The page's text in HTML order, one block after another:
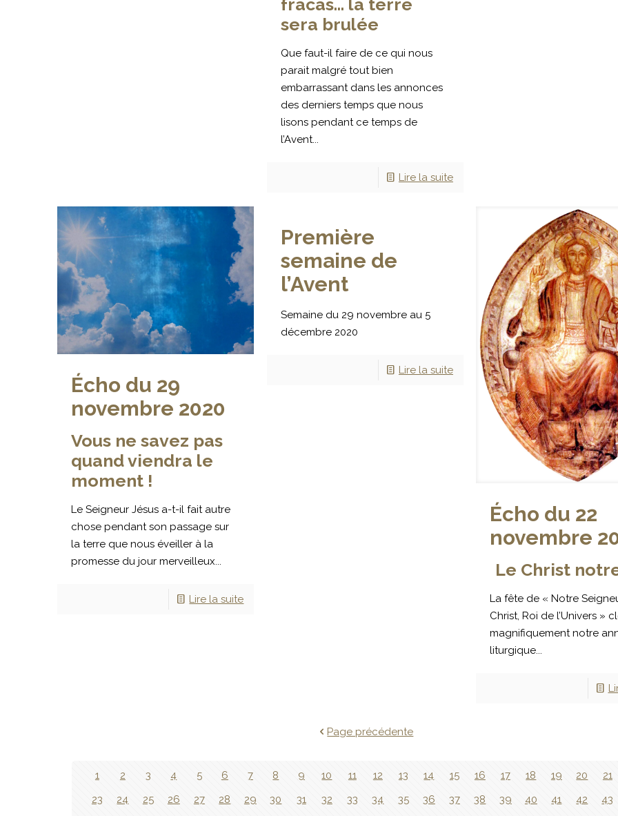
fracas… la terre
sera brulée
Que faut-il faire de ce qui nous
parait malgré tout bien
embarrassant dans les annonces
des derniers temps que nous
lisons pendant ce temps de
l’Avent...
Lire la suite
Écho du 29
novembre 2020
Vous ne savez pas
quand viendra le
moment !
Le Seigneur Jésus a-t-il fait autre
chose pendant son passage sur
la terre que nous éveiller à la
promesse du jour merveilleux...
Lire la suite
Première
semaine de
l’Avent
Semaine du 29 novembre au 5
décembre 2020
Lire la suite
Écho du 22
novembre
Le Christ
La fête de « Notre
Christ, Roi de l’Univers »
magnifiquement notre
liturgique...
Page précédente
1 2 3 4 5 6 7 8 9 10 11 12 13 14 15 16 17 18 19 20 21
23
24 25 26 27 28 29 30 31 32 33 34 35 36 37 38 39 40 41 42 43